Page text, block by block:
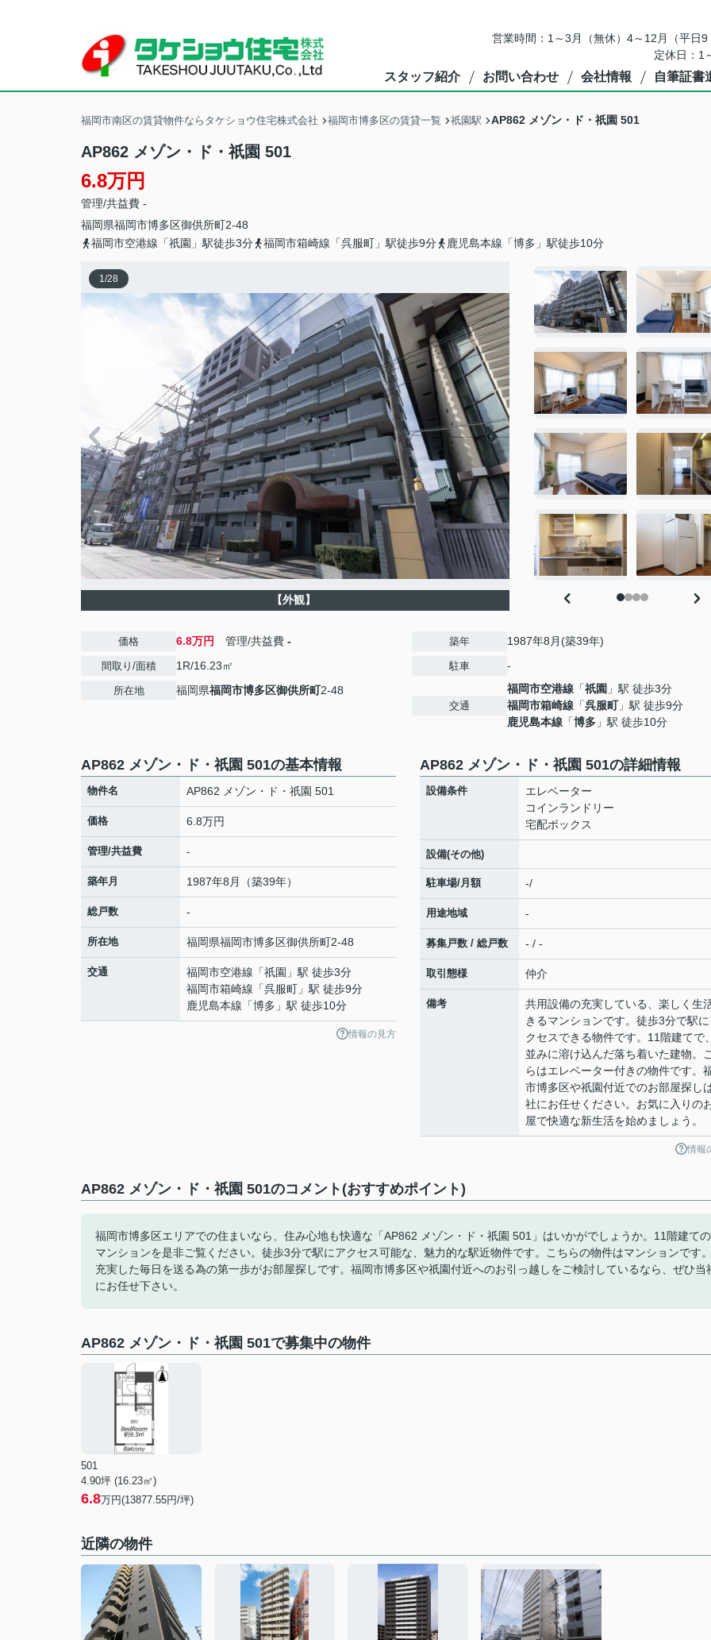
営業時間：1～3月（無休）4～12月（平
定休日：1
スタッフ紹介 お問い合わせ 会社情報 自筆証書
福岡市南区の賃貸物件ならタケショウ住宅株式会社 福岡市博多区の賃貸一覧 祇園駅 AP862 メゾン・ド・祇園 501
AP862 メゾン・ド・祇園 501
6.8万円
管理/共益費 -
福岡県福岡市博多区御供所町2-48
福岡市空港線「祇園」駅徒歩3分
福岡市箱崎線「呉服町」駅徒歩9分 鹿児島本線「博多」駅徒歩10分
1/28
【外観】
価格 6.8万円 管理/共益費 -
間取り/面積 1R/16.23㎡
所在地 福岡県福岡市博多区御供所町2-48
築年 1987年8月(築39年)
駐車 -
交通
福岡市空港線 「祇園 」駅 徒歩3分
福岡市箱崎線 「呉服町」駅 徒歩9分
鹿児島本線 「博多 」駅 徒歩10分
AP862 メゾン・ド・祇園 501の基本情報
物件名 AP862 メゾン・ド・祇園 501
価格 6.8万円
管理/共益費 -
築年月 1987年8月（築39年）
総戸数 -
所在地 福岡県福岡市博多区御供所町2-48
交通 福岡市空港線 「祇園 」駅 徒歩3分
福岡市箱崎線 「呉服町 」駅 徒歩9分
鹿児島本線 「博多 」駅 徒歩10分
情報の見方
AP862 メゾン・ド・祇園 501の詳細情報
設備条件
エレベーター
コインランドリー
宅配ボックス
設備(その他)
駐車場/月額 -/
用途地域 -
募集戸数 / 総戸数 - / -
取引態様 仲介
備考
共用設備の充実している、楽しく生
きるマンションです。徒歩3分で駅に
クセスできる物件です。11階建てで
並みに溶け込んだ落ち着いた建物。
らはエレベーター付きの物件です。
市博多区や祇園付近でのお部屋探し
社にお任せください。お気に入りの
屋で快適な新生活を始めましょう。
情報
AP862 メゾン・ド・祇園 501のコメント(おすすめポイント)
福岡市博多区エリアでの住まいなら、住み心地も快適な「AP862 メゾン・ド・祇園 501」はいかがでしょうか。11階建ての
マンションを是非ご覧ください。徒歩3分で駅にアクセス可能な、魅力的な駅近物件です。こちらの物件はマンションです。
充実した毎日を送る為の第一歩がお部屋探しです。福岡市博多区や祇園付近へのお引っ越しをご検討しているなら、ぜひ当
にお任せ下さい。
AP862 メゾン・ド・祇園 501で募集中の物件
501
4.90坪 (16.23㎡)
6.8万円(13877.55円/坪)
近隣の物件